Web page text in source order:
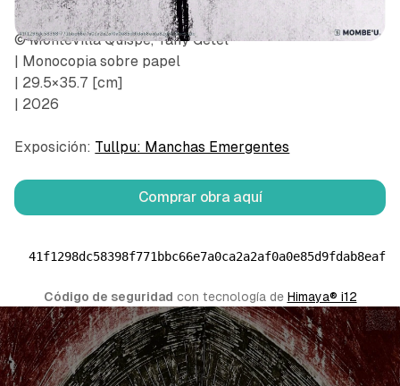
© Montevilla Quispe, Tany Getel
| Monocopia sobre papel
| 29.5×35.7 [cm]
| 2026
Exposición: Tullpu: Manchas Emergentes
Comprar obra aquí
Código de seguridad con tecnología de Himaya® i12